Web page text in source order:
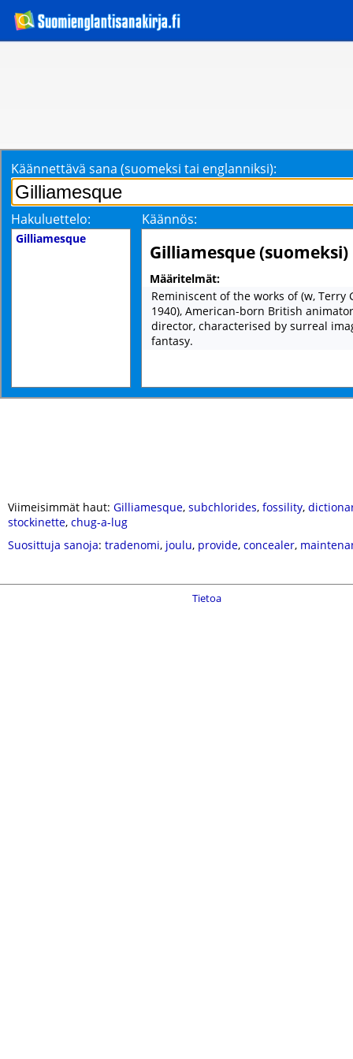
Käännettävä sana (suomeksi tai englanniksi):
Hakuluettelo: Käännös:
Gilliamesque
Gilliamesque (suomeksi)
Määritelmät:
Reminiscent of the works of (w, Terry
1940), American-born British
director, characterised by surreal
fantasy.
Viimeisimmät haut: Gilliamesque, subchlorides, fossility,
stockinette, chug-a-lug
Suosittuja sanoja: tradenomi, joulu, provide, concealer,
Tietoa